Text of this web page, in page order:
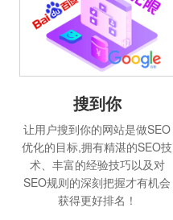
搜到你
让用户搜到你的网站是做SEO
优化的目标,拥有精湛的SEO技
术、丰富的经验技巧以及对
SEO规则的深刻把握才有机会
获得更好排名！